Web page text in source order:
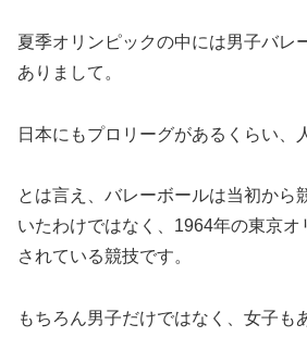
夏季オリンピックの中には男子バレ
ありまして。
日本にもプロリーグがあるくらい、
とは言え、バレーボールは当初から
いたわけではなく、1964年の東京オ
されている競技です。
もちろん男子だけではなく、女子も